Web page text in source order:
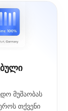
მუშაობას
თქვენი